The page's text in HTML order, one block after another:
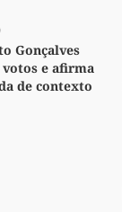
Gonçalves
votos e afirma
de contexto